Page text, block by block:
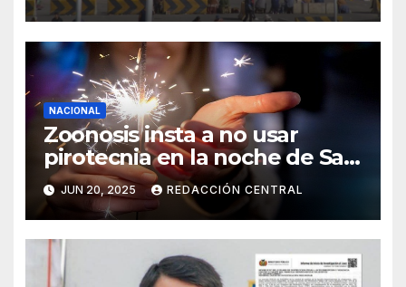
NACIONAL
Zoonosis insta a no usar
pirotecnia en la noche de San
Juan
JUN 20, 2025 REDACCIÓN CENTRAL